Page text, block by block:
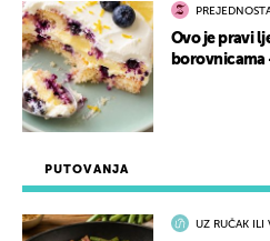
PUTOVANJA
UZ RUČAK ILI
Ovo je pravi
borovnicama